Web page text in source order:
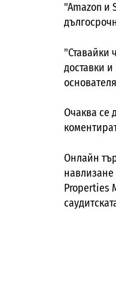
"Amazon и
"Ставайки
доставки
Очаква се
Онлайн
Properties